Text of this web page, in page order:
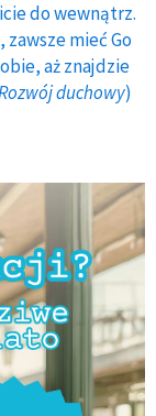
do wewnątrz.
mieć Go
aż znajdzie
duchowy)